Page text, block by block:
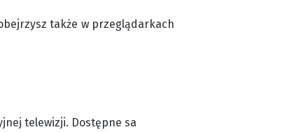
także w przeglądarkach
telewizji. Dostępne sa